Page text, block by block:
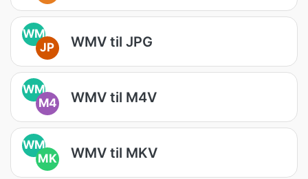
WM
JP
WMV til JPG
WM
M4
WMV til M4V
WM
MK
WMV til MKV